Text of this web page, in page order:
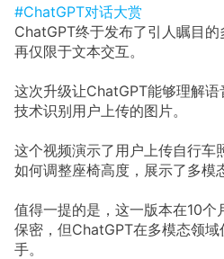
#ChatGPT对话大赏
ChatGPT终于发布了引人瞩目
再仅限于文本交互。
这次升级让ChatGPT能够理解
技术识别用户上传的图片。
这个视频演示了用户上传自行车
如何调整座椅高度，展示了多模
值得一提的是，这一版本在10个
保密，但ChatGPT在多模态领
手。